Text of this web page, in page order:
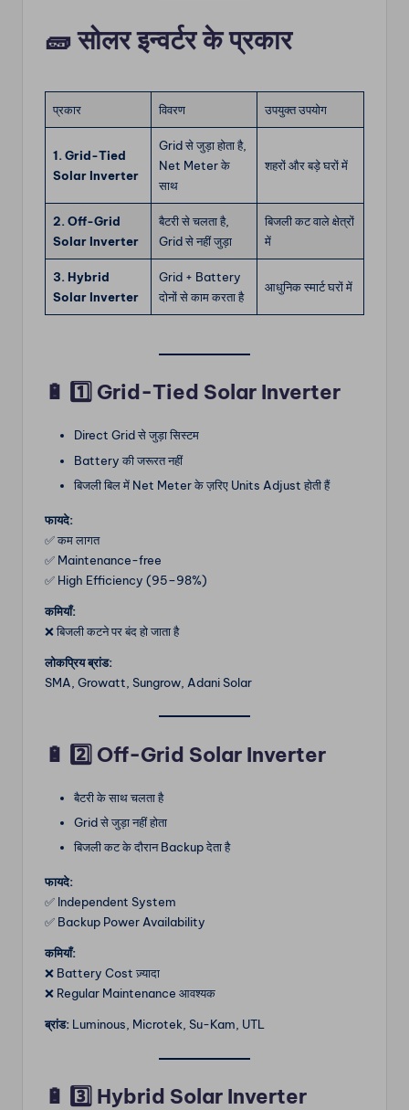
🧱सोलर इन्वर्टर के प्रकार
प्रकार विवरण उपयुक्त उपयोग
1. Grid-Tied
Solar Inverter
Grid से जुड़ा होता है,
Net Meter के
साथ
शहरों और बड़े घरों में
2. Off-Grid
Solar Inverter
बैटरी से चलता है,
Grid से नहीं जुड़ा
बिजली कट वाले क्षेत्रों
में
3. Hybrid
Solar Inverter
Grid + Battery
दोनों से काम करता है
आधुनिक स्मार्ट घरों में
🔋 1️⃣ Grid-Tied Solar Inverter
Direct Grid से जुड़ा सिस्टम
Battery की जरूरत नहीं
बिजली बिल में Net Meter के ज़रिए Units Adjust होती हैं
फायदे:
✅ कम लागत
✅ Maintenance-free
✅ High Efficiency (95–98%)
कमियाँ:
❌ बिजली कटने पर बंद हो जाता है
लोकप्रिय ब्रांड:
SMA, Growatt, Sungrow, Adani Solar
🔋 2️⃣ Off-Grid Solar Inverter
बैटरी के साथ चलता है
Grid से जुड़ा नहीं होता
बिजली कट के दौरान Backup देता है
फायदे:
✅ Independent System
✅ Backup Power Availability
कमियाँ:
❌ Battery Cost ज़्यादा
❌ Regular Maintenance आवश्यक
ब्रांड: Luminous, Microtek, Su-Kam, UTL
🔋 3️⃣ Hybrid Solar Inverter